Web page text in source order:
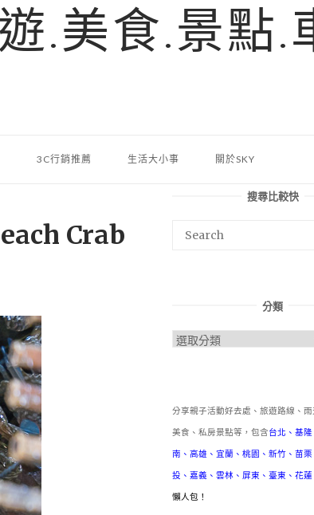
.美食.景點.
3C行銷推薦 生活大小事 關於SKY
Crab
搜尋比較快
分類
分
分享親子活動好去處、旅遊路線、
美食、私房景點等，包含台北 、 基隆
南 、 高雄 、 宜蘭 、 桃園 、 新竹 、 苗栗
投 、 嘉義 、 雲林 、 屏東 、 臺東 、 花蓮
懶人包！